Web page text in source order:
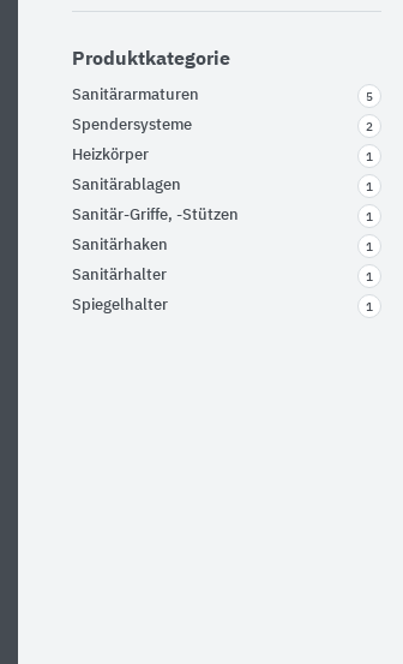
Produktkategorie
Sanitärarmaturen 5
Spendersysteme 2
Heizkörper 1
Sanitärablagen 1
Sanitär-Griffe, -Stützen 1
Sanitärhaken 1
Sanitärhalter 1
Spiegelhalter 1